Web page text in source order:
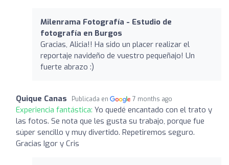
Milenrama Fotografía - Estudio de
fotografía en Burgos
Gracias, Alicia!! Ha sido un placer realizar el
reportaje navideño de vuestro pequeñajo! Un
fuerte abrazo :)
Quique Canas Publicada en 7 months ago
Experiencia fantástica: Yo quedé encantado con el trato y
las fotos. Se nota que les gusta su trabajo, porque fue
súper sencillo y muy divertido. Repetiremos seguro.
Gracias Igor y Cris